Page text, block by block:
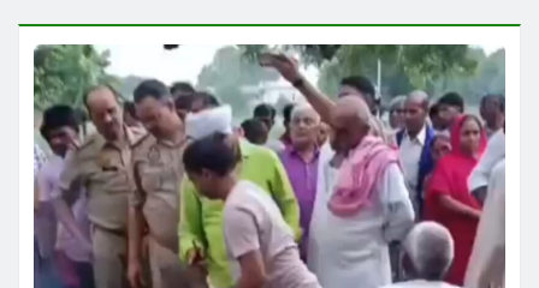
मछली पकड़ते समय नदी के गहरे पानी में डूबने से छात्र की
मौत
Amanki Shaan News
Aug 7, 2026